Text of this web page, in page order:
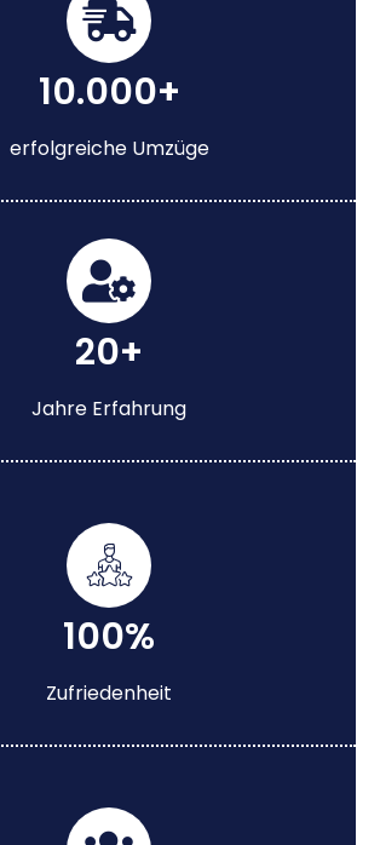
10.000+
erfolgreiche Umzüge
20+
Jahre Erfahrung
100%
Zufriedenheit